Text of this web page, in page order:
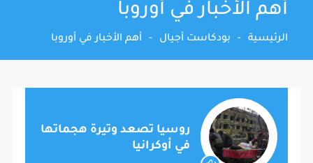
أهم الأخبار في أوروبا
الرئيسية - بودكاست أجيال - أهم الأخبار في أوروبا
روسيا تصعد وتيرة هجماتها
في أوكرانيا